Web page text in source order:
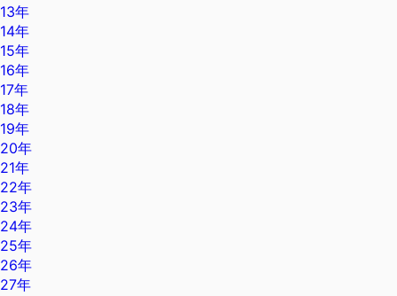
13年
14年
15年
16年
17年
18年
19年
20年
21年
22年
23年
24年
25年
26年
27年